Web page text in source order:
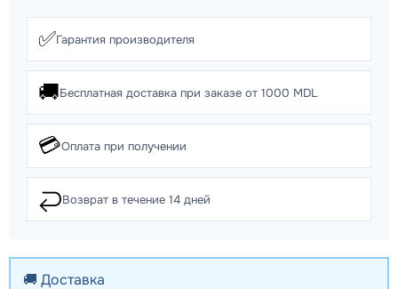
✅Гарантия производителя
🚚Бесплатная доставка при заказе от 1000 MDL
💳Оплата при получении
↩️Возврат в течение 14 дней
🚚 Доставка